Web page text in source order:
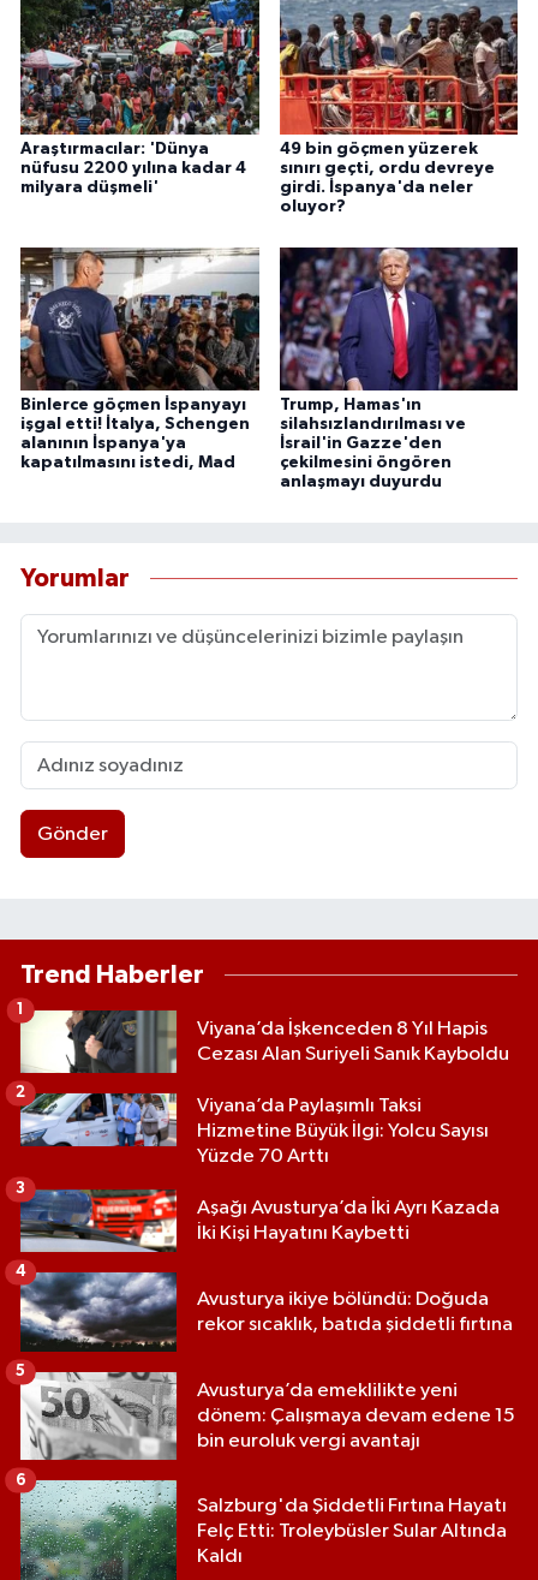
Araştırmacılar: 'Dünya
nüfusu 2200 yılına kadar 4
milyara düşmeli'
49 bin göçmen yüzerek
sınırı geçti, ordu devreye
girdi. İspanya'da neler
oluyor?
Binlerce göçmen İspanyayı
işgal etti! İtalya, Schengen
alanının İspanya'ya
kapatılmasını istedi, Mad
Trump, Hamas'ın
silahsızlandırılması ve
İsrail'in Gazze'den
çekilmesini öngören
anlaşmayı duyurdu
Yorumlar
Gönder
Trend Haberler
Viyana’da İşkenceden 8 Yıl Hapis
Cezası Alan Suriyeli Sanık Kayboldu
1
Viyana’da Paylaşımlı Taksi
Hizmetine Büyük İlgi: Yolcu Sayısı
Yüzde 70 Arttı
2
Aşağı Avusturya’da İki Ayrı Kazada
İki Kişi Hayatını Kaybetti
3
Avusturya ikiye bölündü: Doğuda
rekor sıcaklık, batıda şiddetli fırtına
4
Avusturya’da emeklilikte yeni
dönem: Çalışmaya devam edene 15
bin euroluk vergi avantajı
5
Salzburg'da Şiddetli Fırtına Hayatı
Felç Etti: Troleybüsler Sular Altında
Kaldı
6